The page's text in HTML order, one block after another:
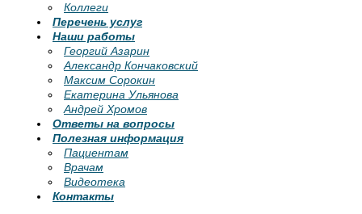
Коллеги
Перечень услуг
Наши работы
Георгий Азарин
Александр Кончаковский
Максим Сорокин
Екатерина Ульянова
Андрей Хромов
Ответы на вопросы
Полезная информация
Пациентам
Врачам
Видеотека
Контакты